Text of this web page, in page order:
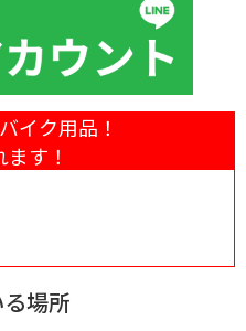
イク用品！
す！
場所